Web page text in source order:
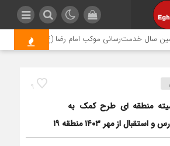
سال خدمت‌رسانی موکب امام رضا (ع) پتروشیمی
9
منطقه ای طرح کمک به
از مهر ۱۴۰۳ منطقه ۱۹